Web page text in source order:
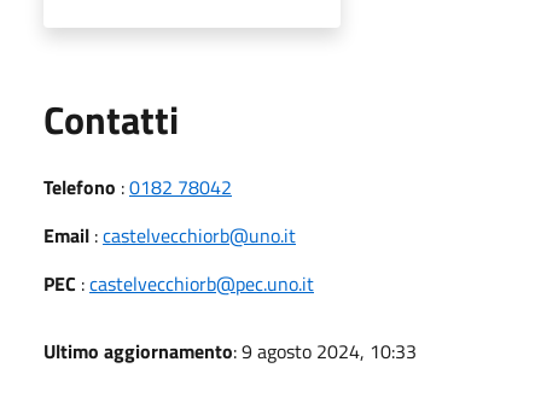
Contatti
Telefono :0182 78042
Email :castelvecchiorb@uno.it
PEC :castelvecchiorb@pec.uno.it
Ultimo aggiornamento: 9 agosto 2024, 10:33